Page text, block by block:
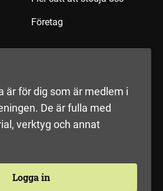
Företag
är för dig som är medlem i
De är fulla med
verktyg och annat
Logga in